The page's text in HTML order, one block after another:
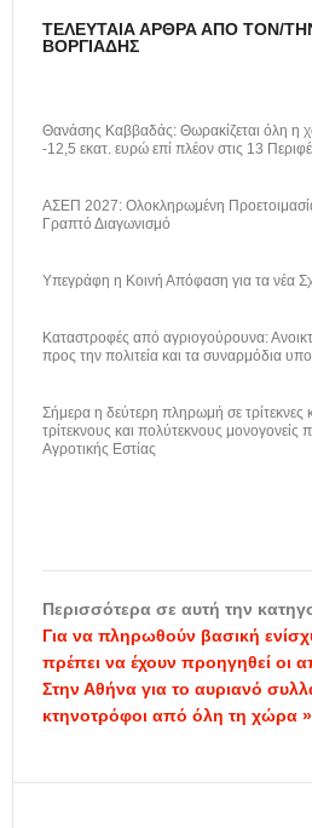
ΤΕΛΕΥΤΑΊΑ ΆΡΘΡΑ ΑΠΌ ΤΟΝ/
ΒΟΡΓΙΆΔΗΣ
Θανάσης Καββαδάς: Θωρακίζεται όλη η
-12,5 εκατ. ευρώ επί πλέον στις 13
ΑΣΕΠ 2027: Ολοκληρωμένη
Γραπτό Διαγωνισμό
Υπεγράφη η Κοινή Απόφαση για τα νέα
Καταστροφές από αγριογούρουνα:
προς την πολιτεία και τα συναρμόδια
Σήμερα η δεύτερη πληρωμή σε τρίτεκνες
τρίτεκνους και πολύτεκνους μονογονείς
Αγροτικής Εστίας
Περισσότερα σε αυτή την
Για να πληρωθούν βασική
πρέπει να έχουν προηγηθεί οι
Στην Αθήνα για το αυριανό
κτηνοτρόφοι από όλη τη χώρα »